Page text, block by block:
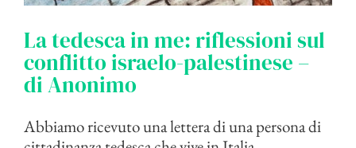
La tedesca in me: riflessioni sul
conflitto israelo-palestinese –
di Anonimo
Abbiamo ricevuto una lettera di una persona di